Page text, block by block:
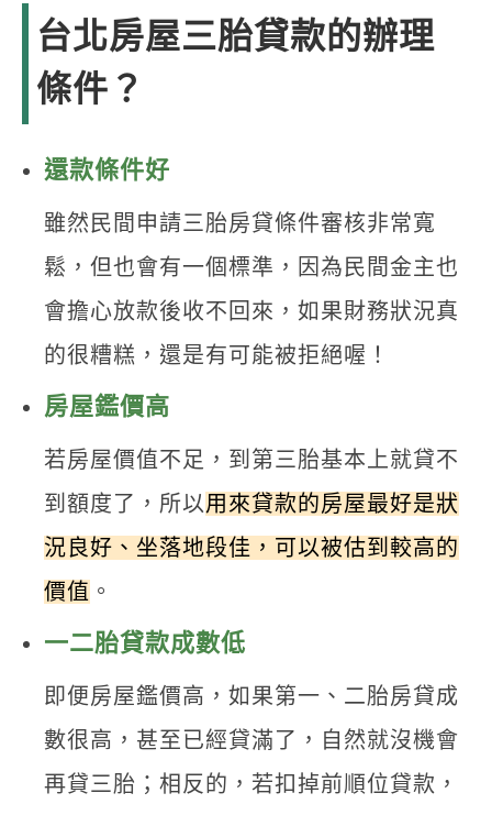
台北房屋三胎貸款的辦理
條件？
還款條件好
雖然民間申請三胎房貸條件審核非常寬
鬆，但也會有一個標準，因為民間金主也
會擔心放款後收不回來，如果財務狀況真
的很糟糕，還是有可能被拒絕喔！
房屋鑑價高
若房屋價值不足，到第三胎基本上就貸不
到額度了，所以用來貸款的房屋最好是狀
況良好、坐落地段佳，可以被估到較高的
價值 。
一二胎貸款成數低
即便房屋鑑價高，如果第一、二胎房貸成
數很高，甚至已經貸滿了，自然就沒機會
再貸三胎；相反的，若扣掉前順位貸款，